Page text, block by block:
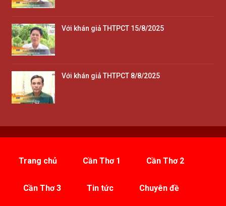
Với khán giả THTPCT 15/8/2025
Với khán giả THTPCT 8/8/2025
Trang chủ Cần Thơ 1 Cần Thơ 2
Cần Thơ 3 Tin tức Chuyên đề